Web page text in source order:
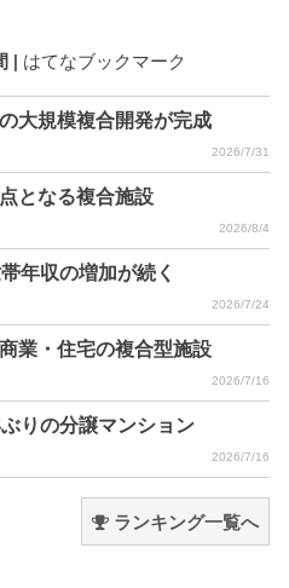
| はてなブックマーク
大規模複合開発が完成
2026/7/31
となる複合施設
2026/8/4
年収の増加が続く
2026/7/24
業・住宅の複合型施設
2026/7/16
りの分譲マンション
2026/7/16
ランキング一覧へ